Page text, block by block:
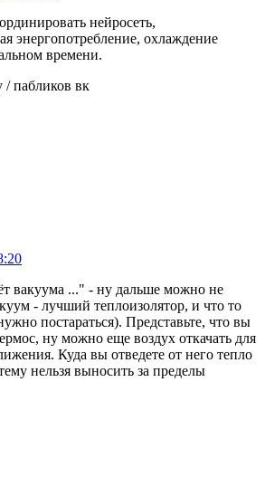
нейросеть,
энергопотребление, охлаждение
времени.
/ пабликов вк
вакуума ..." - ну дальше можно не
- лучший теплоизолятор, и что то
постараться). Представьте, что вы
ну можно еще воздух откачать для
Куда вы отведете от него тепло
нельзя выносить за пределы